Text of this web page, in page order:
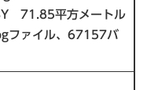
71.85平方メートル
ファイル、67157バ